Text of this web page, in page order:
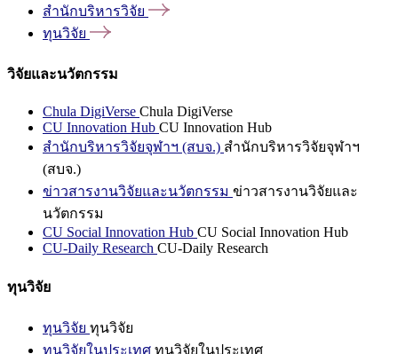
สำนักบริหารวิจัย
ทุนวิจัย
วิจัยและนวัตกรรม
Chula DigiVerse Chula DigiVerse
CU Innovation Hub CU Innovation Hub
สำนักบริหารวิจัยจุฬาฯ (สบจ.) สำนักบริหารวิจัยจุฬาฯ
(สบจ.)
ข่าวสารงานวิจัยและนวัตกรรม ข่าวสารงานวิจัยและ
นวัตกรรม
CU Social Innovation Hub CU Social Innovation Hub
CU-Daily Research CU-Daily Research
ทุนวิจัย
ทุนวิจัย ทุนวิจัย
ทุนวิจัยในประเทศ ทุนวิจัยในประเทศ